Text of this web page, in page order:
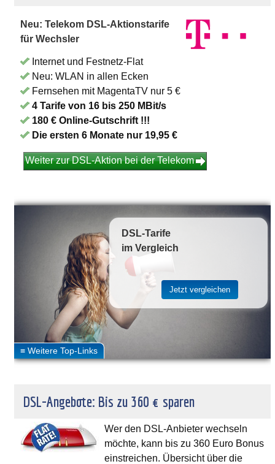
Neu: Telekom DSL-Aktionstarife
für Wechsler
Internet und Festnetz-Flat
Neu: WLAN in allen Ecken
Fernsehen mit MagentaTV nur 5 €
4 Tarife von 16 bis 250 MBit/s
180 € Online-Gutschrift !!!
Die ersten 6 Monate nur 19,95 €
Weiter zur DSL-Aktion bei der Telekom
DSL-Tarife
im Vergleich
DSL-Angebote: Bis zu 360 € sparen
Wer den DSL-Anbieter wechseln
möchte, kann bis zu 360 Euro Bonus
einstreichen. Übersicht über die